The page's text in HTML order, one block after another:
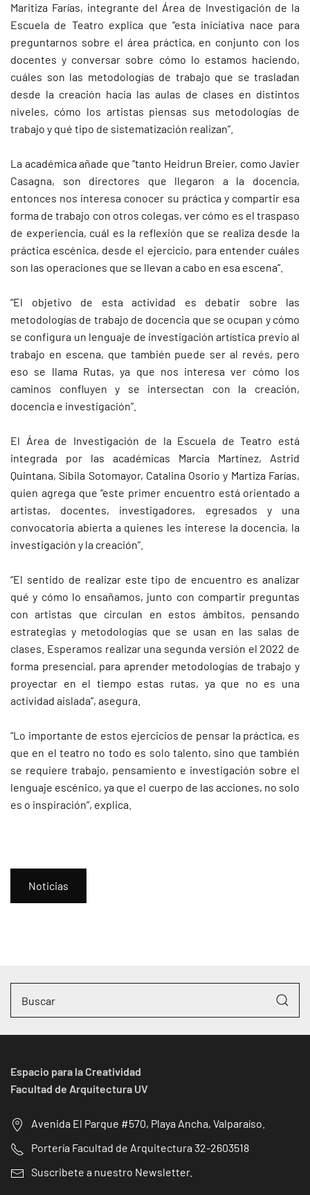
Maritiza Farías, integrante del Área de Investigación de la
Escuela de Teatro explica que “esta iniciativa nace para
preguntarnos sobre el área práctica, en conjunto con los
docentes y conversar sobre cómo lo estamos haciendo,
cuáles son las metodologías de trabajo que se trasladan
desde la creación hacia las aulas de clases en distintos
niveles, cómo los artistas piensas sus metodologías de
trabajo y qué tipo de sistematización realizan”.
La académica añade que “tanto Heidrun Breier, como Javier
Casagna, son directores que llegaron a la docencia,
entonces nos interesa conocer su práctica y compartir esa
forma de trabajo con otros colegas, ver cómo es el traspaso
de experiencia, cuál es la reflexión que se realiza desde la
práctica escénica, desde el ejercicio, para entender cuáles
son las operaciones que se llevan a cabo en esa escena”.
“El objetivo de esta actividad es debatir sobre las
metodologías de trabajo de docencia que se ocupan y cómo
se configura un lenguaje de investigación artística previo al
trabajo en escena, que también puede ser al revés, pero
eso se llama Rutas, ya que nos interesa ver cómo los
caminos confluyen y se intersectan con la creación,
docencia e investigación”.
El Área de Investigación de la Escuela de Teatro está
integrada por las académicas Marcia Martínez, Astrid
Quintana, Sibila Sotomayor, Catalina Osorio y Martiza Farías,
quien agrega que “este primer encuentro está orientado a
artistas, docentes, investigadores, egresados y una
convocatoria abierta a quienes les interese la docencia, la
investigación y la creación”.
“El sentido de realizar este tipo de encuentro es analizar
qué y cómo lo ensañamos, junto con compartir preguntas
con artistas que circulan en estos ámbitos, pensando
estrategias y metodologías que se usan en las salas de
clases. Esperamos realizar una segunda versión el 2022 de
forma presencial, para aprender metodologías de trabajo y
proyectar en el tiempo estas rutas, ya que no es una
actividad aislada”, asegura.
“Lo importante de estos ejercicios de pensar la práctica, es
que en el teatro no todo es solo talento, sino que también
se requiere trabajo, pensamiento e investigación sobre el
lenguaje escénico, ya que el cuerpo de las acciones, no solo
es o inspiración”, explica.
Noticias
Espacio para la Creatividad
Facultad de Arquitectura UV
Avenida El Parque #570, Playa Ancha, Valparaíso.
Portería Facultad de Arquitectura 32-2603518
Suscribete a nuestro Newsletter.